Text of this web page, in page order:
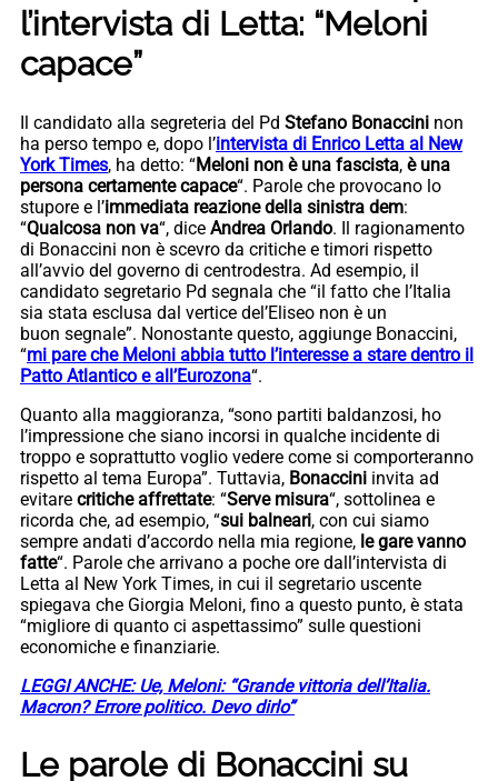
l’intervista di Letta: “Meloni
capace”
Il candidato alla segreteria del Pd Stefano Bonaccini non
ha perso tempo e, dopo l’intervista di Enrico Letta al New
York Times, ha detto: “Meloni non è una fascista, è una
persona certamente capace“. Parole che provocano lo
stupore e l’immediata reazione della sinistra dem:
“Qualcosa non va“, dice Andrea Orlando. Il ragionamento
di Bonaccini non è scevro da critiche e timori rispetto
all’avvio del governo di centrodestra. Ad esempio, il
candidato segretario Pd segnala che “il fatto che l’Italia
sia stata esclusa dal vertice del’Eliseo non è un
buon segnale”. Nonostante questo, aggiunge Bonaccini,
“mi pare che Meloni abbia tutto l’interesse a stare dentro il
Patto Atlantico e all’Eurozona“.
Quanto alla maggioranza, “sono partiti baldanzosi, ho
l’impressione che siano incorsi in qualche incidente di
troppo e soprattutto voglio vedere come si comporteranno
rispetto al tema Europa”. Tuttavia, Bonaccini invita ad
evitare critiche affrettate: “Serve misura“, sottolinea e
ricorda che, ad esempio, “sui balneari, con cui siamo
sempre andati d’accordo nella mia regione, le gare vanno
fatte“. Parole che arrivano a poche ore dall’intervista di
Letta al New York Times, in cui il segretario uscente
spiegava che Giorgia Meloni, fino a questo punto, è stata
“migliore di quanto ci aspettassimo” sulle questioni
economiche e finanziarie.
LEGGI ANCHE: Ue, Meloni: “Grande vittoria dell’Italia.
Macron? Errore politico. Devo dirlo”
Le parole di Bonaccini su